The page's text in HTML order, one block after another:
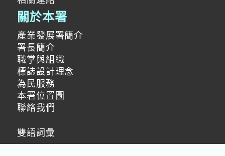
關於本署
產業發展署簡介
署長簡介
職掌與組織
標誌設計理念
為民服務
本署位置圖
聯絡我們
雙語詞彙